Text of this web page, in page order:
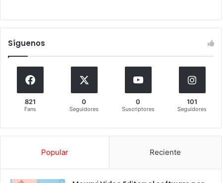
Síguenos
821
Fans
0
Seguidores
0
Suscriptores
101
Seguidores
Popular Reciente